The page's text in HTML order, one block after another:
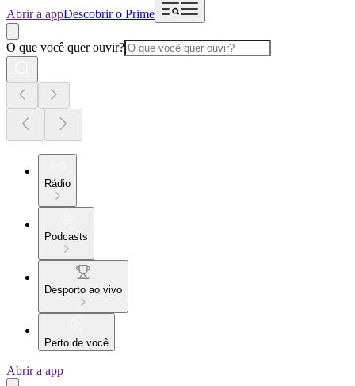
Abrir a appDescobrir o Prime
O que você quer ouvir?
Rádio
Podcasts
Desporto ao vivo
Perto de você
Abrir a app